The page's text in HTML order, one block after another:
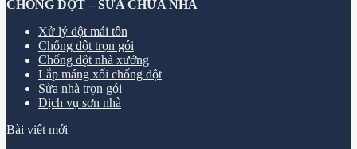
CHỐNG DỘT – SỬA CHỮA NHÀ
Xử lý dột mái tôn
Chống dột trọn gói
Chống dột nhà xưởng
Lắp máng xối chống dột
Sửa nhà trọn gói
Dịch vụ sơn nhà
Bài viết mới